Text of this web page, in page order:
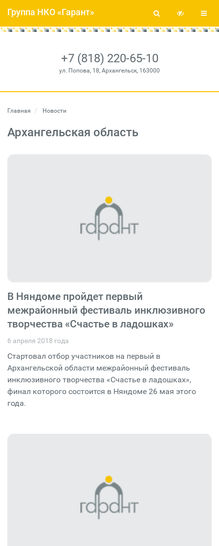
+7 (818) 220-65-10
ул. Попова, 18, Архангельск, 163000
Группа НКО «Гарант»
Главная Новости
Архангельская область
В Няндоме пройдет первый
межрайонный фестиваль инклюзивного
творчества «Счастье в ладошках»
6 апреля 2018 года
Стартовал отбор участников на первый в
Архангельской области межрайонный фестиваль
инклюзивного творчества «Счастье в ладошках»,
финал которого состоится в Няндоме 26 мая этого
года.